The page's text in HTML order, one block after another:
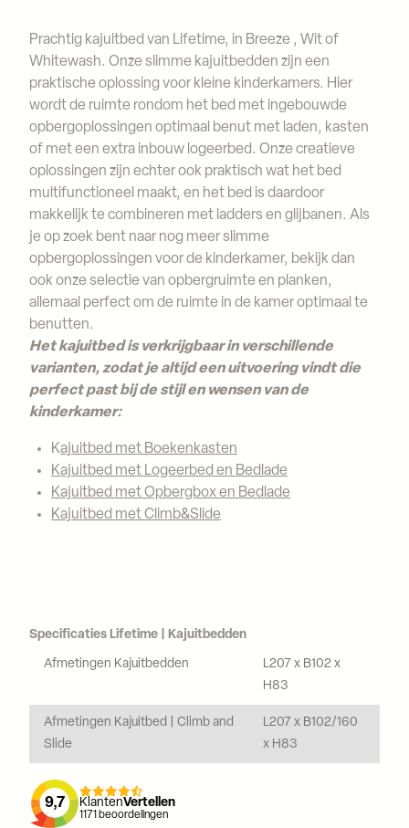
Prachtig kajuitbed van Lifetime, in Breeze , Wit of
Whitewash. Onze slimme kajuitbedden zijn een
praktische oplossing voor kleine kinderkamers. Hier
wordt de ruimte rondom het bed met ingebouwde
opbergoplossingen optimaal benut met laden, kasten
of met een extra inbouw logeerbed. Onze creatieve
oplossingen zijn echter ook praktisch wat het bed
multifunctioneel maakt, en het bed is daardoor
makkelijk te combineren met ladders en glijbanen. Als
je op zoek bent naar nog meer slimme
opbergoplossingen voor de kinderkamer, bekijk dan
ook onze selectie van opbergruimte en planken,
allemaal perfect om de ruimte in de kamer optimaal te
benutten.
Het kajuitbed is verkrijgbaar in verschillende
varianten, zodat je altijd een uitvoering vindt die
perfect past bij de stijl en wensen van de
kinderkamer:
Kajuitbed met Boekenkasten
Kajuitbed met Logeerbed en Bedlade
Kajuitbed met Opbergbox en Bedlade
Kajuitbed met Climb&Slide
Specificaties Lifetime | Kajuitbedden
Afmetingen Kajuitbedden
L207 x B102 x
H83
Afmetingen Kajuitbed | Climb and
Slide
L207 x B102/160
x H83
9,7 KlantenVertellen
1171 beoordelingen